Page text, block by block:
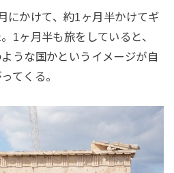
にかけて、約1ヶ月半かけてギ
1ヶ月半も旅をしていると、
うな国かというイメージが自
てくる。